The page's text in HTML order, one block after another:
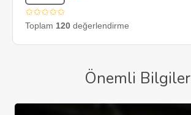
✩✩✩✩✩
Toplam 120 değerlendirme
Önemli Bilgiler